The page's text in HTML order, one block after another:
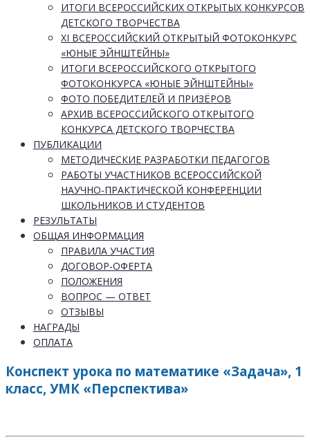
ИТОГИ ВСЕРОССИЙСКИХ ОТКРЫТЫХ КОНКУРСОВ
ДЕТСКОГО ТВОРЧЕСТВА
XI ВСЕРОССИЙСКИЙ ОТКРЫТЫЙ ФОТОКОНКУРС
«ЮНЫЕ ЭЙНШТЕЙНЫ»
ИТОГИ ВСЕРОССИЙСКОГО ОТКРЫТОГО
ФОТОКОНКУРСА «ЮНЫЕ ЭЙНШТЕЙНЫ»
ФОТО ПОБЕДИТЕЛЕЙ И ПРИЗЁРОВ
АРХИВ ВСЕРОССИЙСКОГО ОТКРЫТОГО
КОНКУРСА ДЕТСКОГО ТВОРЧЕСТВА
ПУБЛИКАЦИИ
МЕТОДИЧЕСКИЕ РАЗРАБОТКИ ПЕДАГОГОВ
РАБОТЫ УЧАСТНИКОВ ВСЕРОССИЙСКОЙ
НАУЧНО-ПРАКТИЧЕСКОЙ КОНФЕРЕНЦИИ
ШКОЛЬНИКОВ И СТУДЕНТОВ
РЕЗУЛЬТАТЫ
ОБЩАЯ ИНФОРМАЦИЯ
ПРАВИЛА УЧАСТИЯ
ДОГОВОР-ОФЕРТА
ПОЛОЖЕНИЯ
ВОПРОС — ОТВЕТ
ОТЗЫВЫ
НАГРАДЫ
ОПЛАТА
Конспект урока по математике «Задача», 1
класс, УМК «Перспектива»